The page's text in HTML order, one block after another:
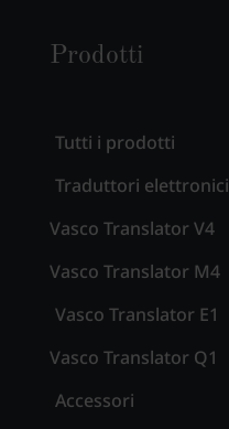
Prodotti
Tutti i prodotti
Traduttori elettronici
Vasco Translator V4
Vasco Translator M4
Vasco Translator E1
Vasco Translator Q1
Accessori